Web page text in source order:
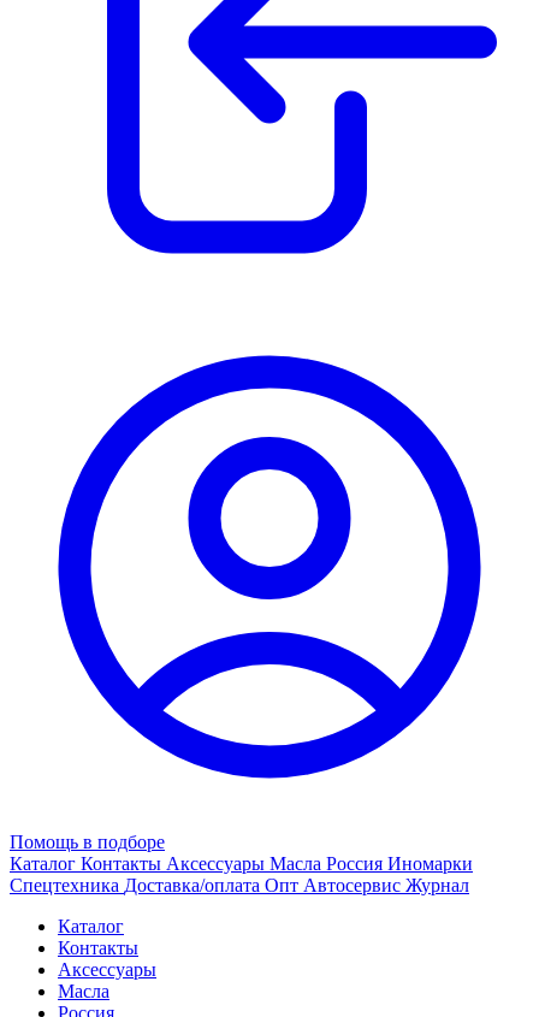
Помощь в подборе
Каталог Контакты Аксессуары Масла Россия Иномарки
Спецтехника Доставка/оплата Опт Автосервис Журнал
Каталог
Контакты
Аксессуары
Масла
Россия